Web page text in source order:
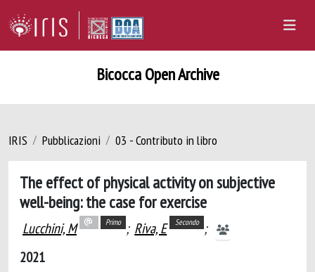
Bicocca Open Archive
IRIS Pubblicazioni 03 - Contributo in libro
The effect of physical activity on subjective
well-being: the case for exercise
Lucchini, M Primo ; Riva, E Secondo ;
2021